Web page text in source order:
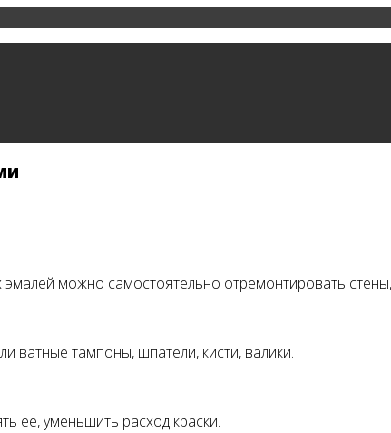
можно самостоятельно отремонтировать
ватные тампоны, шпатели, кисти, валики.
ее, уменьшить расход краски.